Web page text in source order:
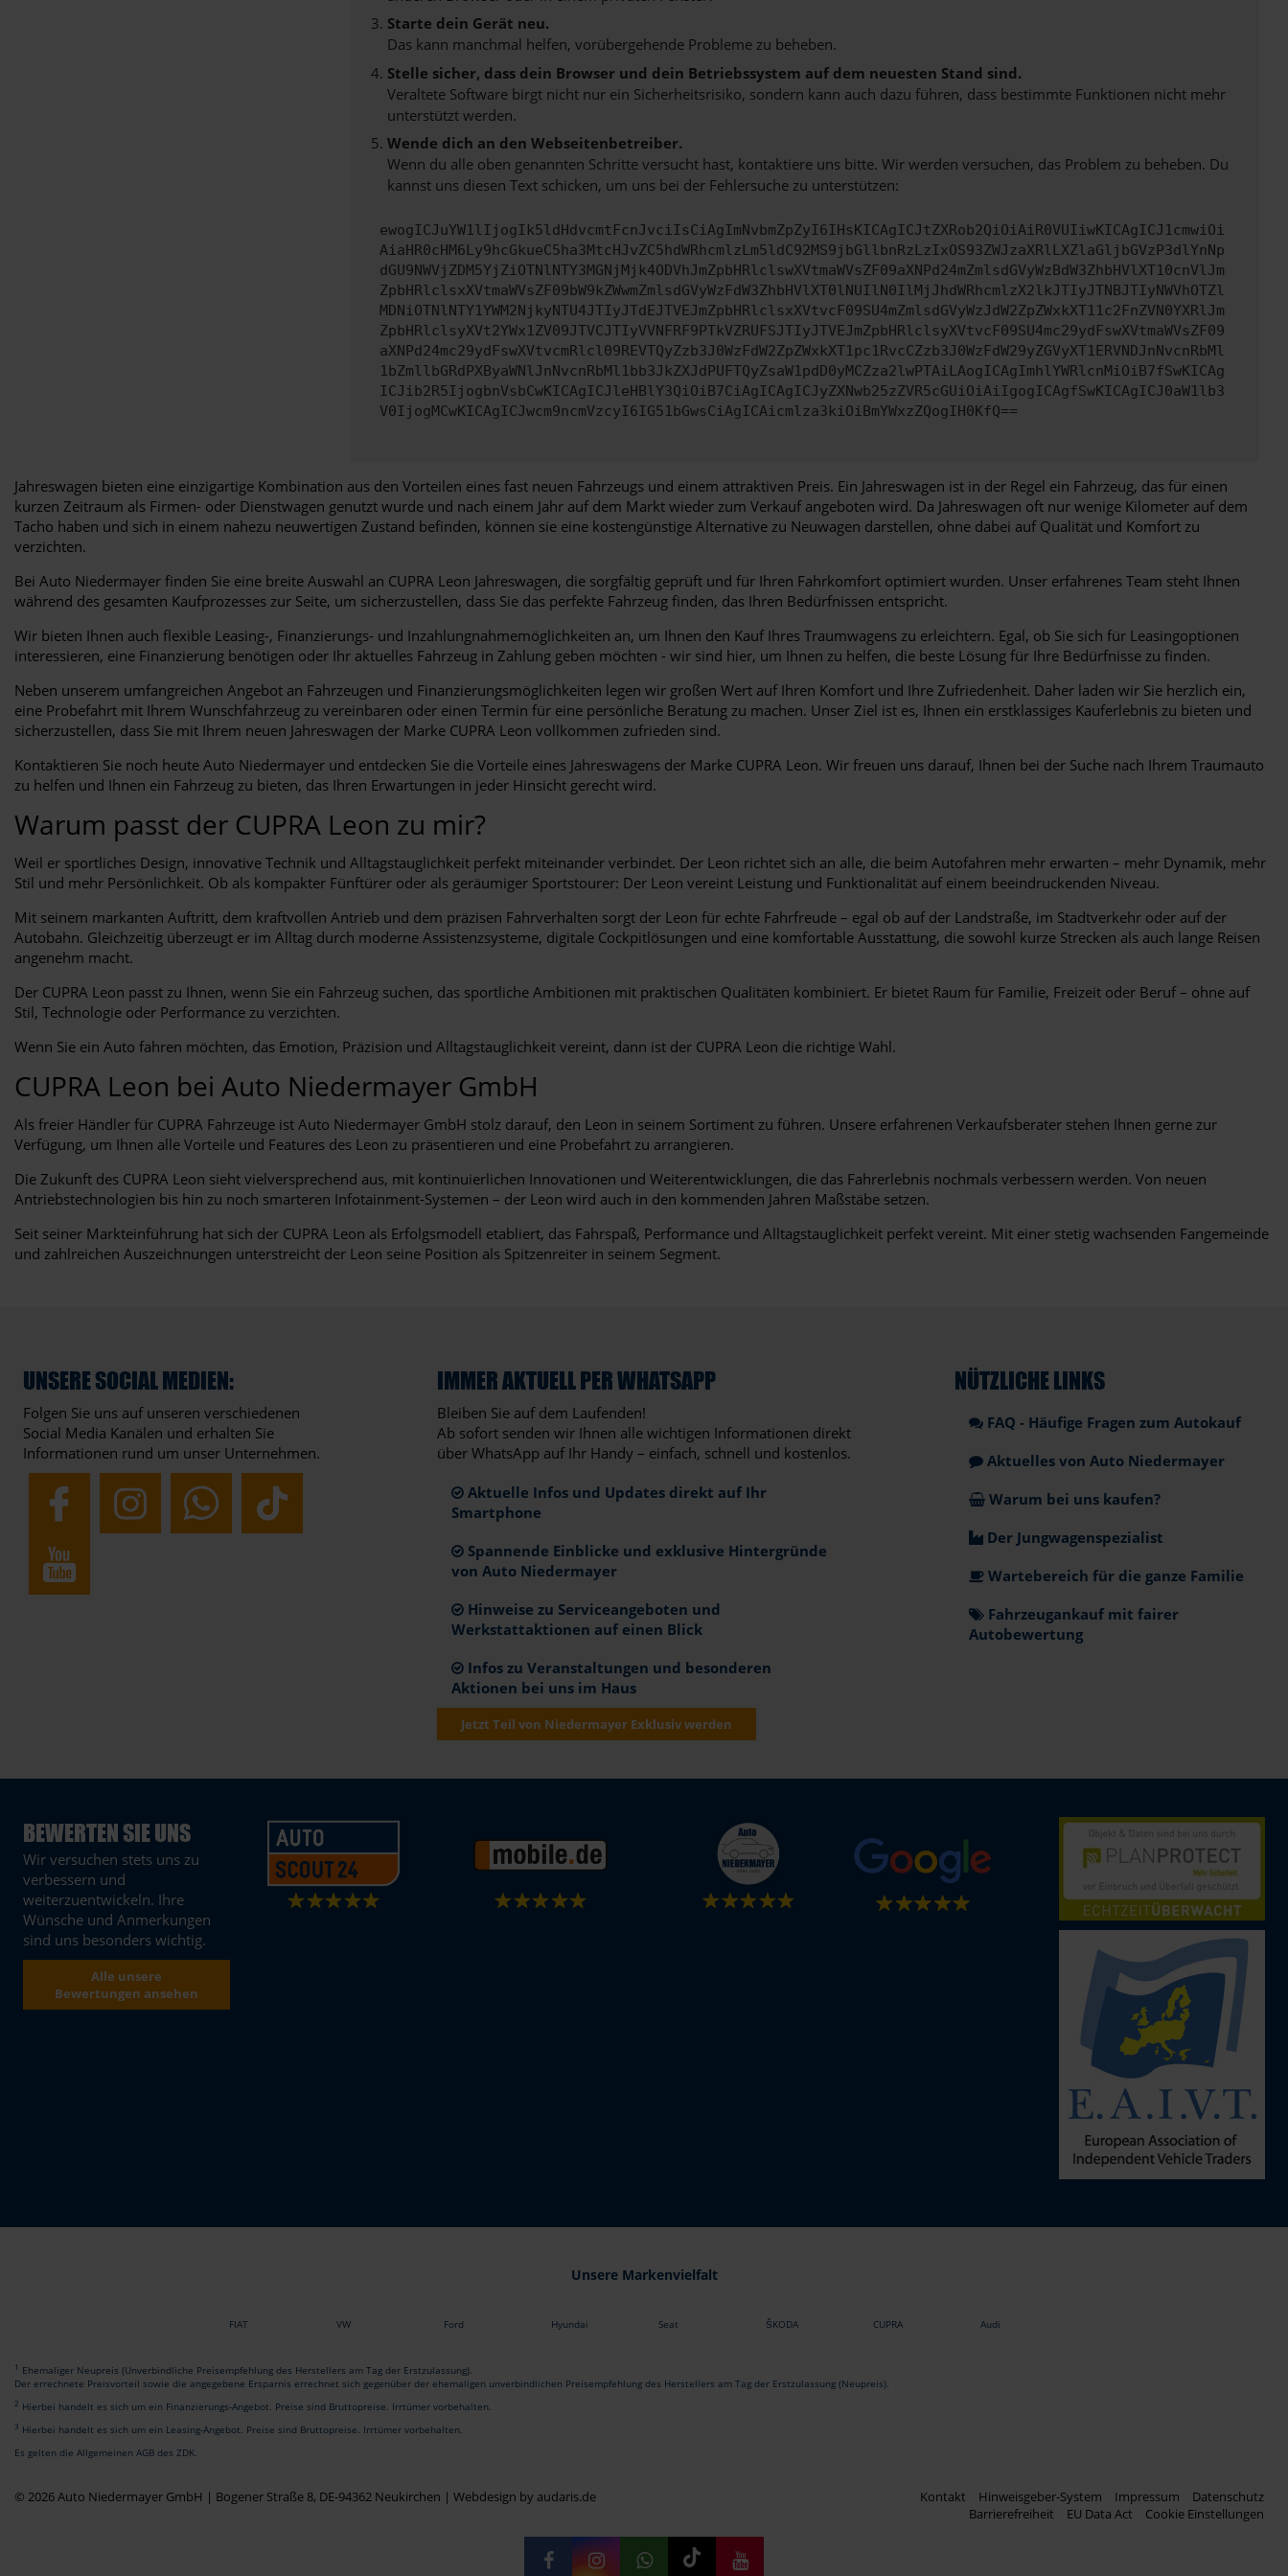
Starte dein Gerät neu.
Das kann manchmal helfen, vorübergehende Probleme zu beheben.
Stelle sicher, dass dein Browser und dein Betriebssystem auf dem neuesten Stand sind.
Veraltete Software birgt nicht nur ein Sicherheitsrisiko, sondern kann auch dazu führen, dass bestimmte Funktionen nicht mehr
unterstützt werden.
Wende dich an den Webseitenbetreiber.
Wenn du alle oben genannten Schritte versucht hast, kontaktiere uns bitte. Wir werden versuchen, das Problem zu beheben. Du
kannst uns diesen Text schicken, um uns bei der Fehlersuche zu unterstützen:
ewogICJuYW1lIjogIk5ldHdvcmtFcnJvciIsCiAgImNvbmZpZyI6IHsKICAgICJtZXRob2QiOiAiR0VUIiwKICAgICJ1cmwiOi
AiaHR0cHM6Ly9hcGkueC5ha3MtcHJvZC5hdWRhcmlzLm5ldC92MS9jbGllbnRzLzIxOS93ZWJzaXRlLXZlaGljbGVzP3dlYnNp
dGU9NWVjZDM5YjZiOTNlNTY3MGNjMjk4ODVhJmZpbHRlclswXVtmaWVsZF09aXNPd24mZmlsdGVyWzBdW3ZhbHVlXT10cnVlJm
ZpbHRlclsxXVtmaWVsZF09bW9kZWwmZmlsdGVyWzFdW3ZhbHVlXT0lNUIlN0IlMjJhdWRhcmlzX2lkJTIyJTNBJTIyNWVhOTZl
MDNiOTNlNTY1YWM2NjkyNTU4JTIyJTdEJTVEJmZpbHRlclsxXVtvcF09SU4mZmlsdGVyWzJdW2ZpZWxkXT11c2FnZVN0YXRlJm
ZpbHRlclsyXVt2YWx1ZV09JTVCJTIyVVNFRF9PTkVZRUFSJTIyJTVEJmZpbHRlclsyXVtvcF09SU4mc29ydFswXVtmaWVsZF09
aXNPd24mc29ydFswXVtvcmRlcl09REVTQyZzb3J0WzFdW2ZpZWxkXT1pc1RvcCZzb3J0WzFdW29yZGVyXT1ERVNDJnNvcnRbMl
1bZmllbGRdPXByaWNlJnNvcnRbMl1bb3JkZXJdPUFTQyZsaW1pdD0yMCZza2lwPTAiLAogICAgImhlYWRlcnMiOiB7fSwKICAg
ICJib2R5IjogbnVsbCwKICAgICJleHBlY3QiOiB7CiAgICAgICJyZXNwb25zZVR5cGUiOiAiIgogICAgfSwKICAgICJ0aW1lb3
V0IjogMCwKICAgICJwcm9ncmVzcyI6IG51bGwsCiAgICAicmlza3kiOiBmYWxzZQogIH0KfQ==
Jahreswagen bieten eine einzigartige Kombination aus den Vorteilen eines fast neuen Fahrzeugs und einem attraktiven Preis. Ein Jahreswagen ist in der Regel ein Fahrzeug, das für einen
kurzen Zeitraum als Firmen- oder Dienstwagen genutzt wurde und nach einem Jahr auf dem Markt wieder zum Verkauf angeboten wird. Da Jahreswagen oft nur wenige Kilometer auf dem
Tacho haben und sich in einem nahezu neuwertigen Zustand befinden, können sie eine kostengünstige Alternative zu Neuwagen darstellen, ohne dabei auf Qualität und Komfort zu
verzichten.
Bei Auto Niedermayer finden Sie eine breite Auswahl an CUPRA Leon Jahreswagen, die sorgfältig geprüft und für Ihren Fahrkomfort optimiert wurden. Unser erfahrenes Team steht Ihnen
während des gesamten Kaufprozesses zur Seite, um sicherzustellen, dass Sie das perfekte Fahrzeug finden, das Ihren Bedürfnissen entspricht.
Wir bieten Ihnen auch flexible Leasing-, Finanzierungs- und Inzahlungnahmemöglichkeiten an, um Ihnen den Kauf Ihres Traumwagens zu erleichtern. Egal, ob Sie sich für Leasingoptionen
interessieren, eine Finanzierung benötigen oder Ihr aktuelles Fahrzeug in Zahlung geben möchten - wir sind hier, um Ihnen zu helfen, die beste Lösung für Ihre Bedürfnisse zu finden.
Neben unserem umfangreichen Angebot an Fahrzeugen und Finanzierungsmöglichkeiten legen wir großen Wert auf Ihren Komfort und Ihre Zufriedenheit. Daher laden wir Sie herzlich ein,
eine Probefahrt mit Ihrem Wunschfahrzeug zu vereinbaren oder einen Termin für eine persönliche Beratung zu machen. Unser Ziel ist es, Ihnen ein erstklassiges Kauferlebnis zu bieten und
sicherzustellen, dass Sie mit Ihrem neuen Jahreswagen der Marke CUPRA Leon vollkommen zufrieden sind.
Kontaktieren Sie noch heute Auto Niedermayer und entdecken Sie die Vorteile eines Jahreswagens der Marke CUPRA Leon. Wir freuen uns darauf, Ihnen bei der Suche nach Ihrem Traumauto
zu helfen und Ihnen ein Fahrzeug zu bieten, das Ihren Erwartungen in jeder Hinsicht gerecht wird.
Warum passt der CUPRA Leon zu mir?
Weil er sportliches Design, innovative Technik und Alltagstauglichkeit perfekt miteinander verbindet. Der Leon richtet sich an alle, die beim Autofahren mehr erwarten – mehr Dynamik, mehr
Stil und mehr Persönlichkeit. Ob als kompakter Fünftürer oder als geräumiger Sportstourer: Der Leon vereint Leistung und Funktionalität auf einem beeindruckenden Niveau.
Mit seinem markanten Auftritt, dem kraftvollen Antrieb und dem präzisen Fahrverhalten sorgt der Leon für echte Fahrfreude – egal ob auf der Landstraße, im Stadtverkehr oder auf der
Autobahn. Gleichzeitig überzeugt er im Alltag durch moderne Assistenzsysteme, digitale Cockpitlösungen und eine komfortable Ausstattung, die sowohl kurze Strecken als auch lange Reisen
angenehm macht.
Der CUPRA Leon passt zu Ihnen, wenn Sie ein Fahrzeug suchen, das sportliche Ambitionen mit praktischen Qualitäten kombiniert. Er bietet Raum für Familie, Freizeit oder Beruf – ohne auf
Stil, Technologie oder Performance zu verzichten.
Wenn Sie ein Auto fahren möchten, das Emotion, Präzision und Alltagstauglichkeit vereint, dann ist der CUPRA Leon die richtige Wahl.
CUPRA Leon bei Auto Niedermayer GmbH
Als freier Händler für CUPRA Fahrzeuge ist Auto Niedermayer GmbH stolz darauf, den Leon in seinem Sortiment zu führen. Unsere erfahrenen Verkaufsberater stehen Ihnen gerne zur
Verfügung, um Ihnen alle Vorteile und Features des Leon zu präsentieren und eine Probefahrt zu arrangieren.
Die Zukunft des CUPRA Leon sieht vielversprechend aus, mit kontinuierlichen Innovationen und Weiterentwicklungen, die das Fahrerlebnis nochmals verbessern werden. Von neuen
Antriebstechnologien bis hin zu noch smarteren Infotainment-Systemen – der Leon wird auch in den kommenden Jahren Maßstäbe setzen.
Seit seiner Markteinführung hat sich der CUPRA Leon als Erfolgsmodell etabliert, das Fahrspaß, Performance und Alltagstauglichkeit perfekt vereint. Mit einer stetig wachsenden Fangemeinde
und zahlreichen Auszeichnungen unterstreicht der Leon seine Position als Spitzenreiter in seinem Segment.
UNSERE SOCIAL MEDIEN:
Folgen Sie uns auf unseren verschiedenen
Social Media Kanälen und erhalten Sie
Informationen rund um unser Unternehmen.
IMMER AKTUELL PER WHATSAPP
Bleiben Sie auf dem Laufenden!
Ab sofort senden wir Ihnen alle wichtigen Informationen direkt
über WhatsApp auf Ihr Handy – einfach, schnell und kostenlos.
Aktuelle Infos und Updates direkt auf Ihr
Smartphone
Spannende Einblicke und exklusive Hintergründe
von Auto Niedermayer
Hinweise zu Serviceangeboten und
Werkstattaktionen auf einen Blick
Infos zu Veranstaltungen und besonderen
Aktionen bei uns im Haus
Jetzt Teil von Niedermayer Exklusiv werden
NÜTZLICHE LINKS
FAQ - Häufige Fragen zum Autokauf
Aktuelles von Auto Niedermayer
Warum bei uns kaufen?
Der Jungwagenspezialist
Wartebereich für die ganze Familie
Fahrzeugankauf mit fairer
Autobewertung
BEWERTEN SIE UNS
Wir versuchen stets uns zu
verbessern und
weiterzuentwickeln. Ihre
Wünsche und Anmerkungen
sind uns besonders wichtig.
Alle unsere
Bewertungen ansehen
Unsere Markenvielfalt
FIAT VW Ford Hyundai Seat ŠKODA CUPRA Audi
1 Ehemaliger Neupreis (Unverbindliche Preisempfehlung des Herstellers am Tag der Erstzulassung).
Der errechnete Preisvorteil sowie die angegebene Ersparnis errechnet sich gegenüber der ehemaligen unverbindlichen Preisempfehlung des Herstellers am Tag der Erstzulassung (Neupreis).
2 Hierbei handelt es sich um ein Finanzierungs-Angebot. Preise sind Bruttopreise. Irrtümer vorbehalten.
3 Hierbei handelt es sich um ein Leasing-Angebot. Preise sind Bruttopreise. Irrtümer vorbehalten.
Es gelten die Allgemeinen AGB des ZDK.
© 2026 Auto Niedermayer GmbH | Bogener Straße 8, DE-94362 Neukirchen | Webdesign by audaris.de Kontakt Hinweisgeber-System Impressum
Datenschutz
Barrierefreiheit
EU Data Act Cookie Einstellungen